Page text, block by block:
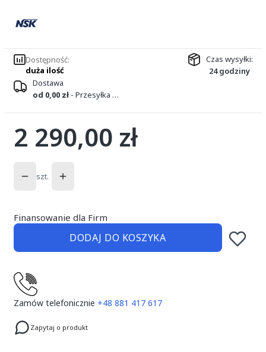
Dostępność:
duża ilość
Czas wysyłki:
24 godziny
Dostawa
od 0,00 zł - Przesyłka kurierska DPD
Cena
2 290,00 zł
szt.
Finansowanie dla Firm
DODAJ DO KOSZYKA
Zamów telefonicznie +48 881 417 617
Zapytaj o produkt